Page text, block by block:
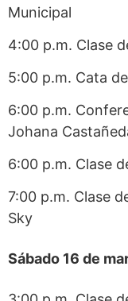
Municipal
4:00 p.m. Clase
5:00 p.m. Cata
6:00 p.m.
Johana
6:00 p.m. Clase
7:00 p.m. Clase
Sky
Sábado 16 de